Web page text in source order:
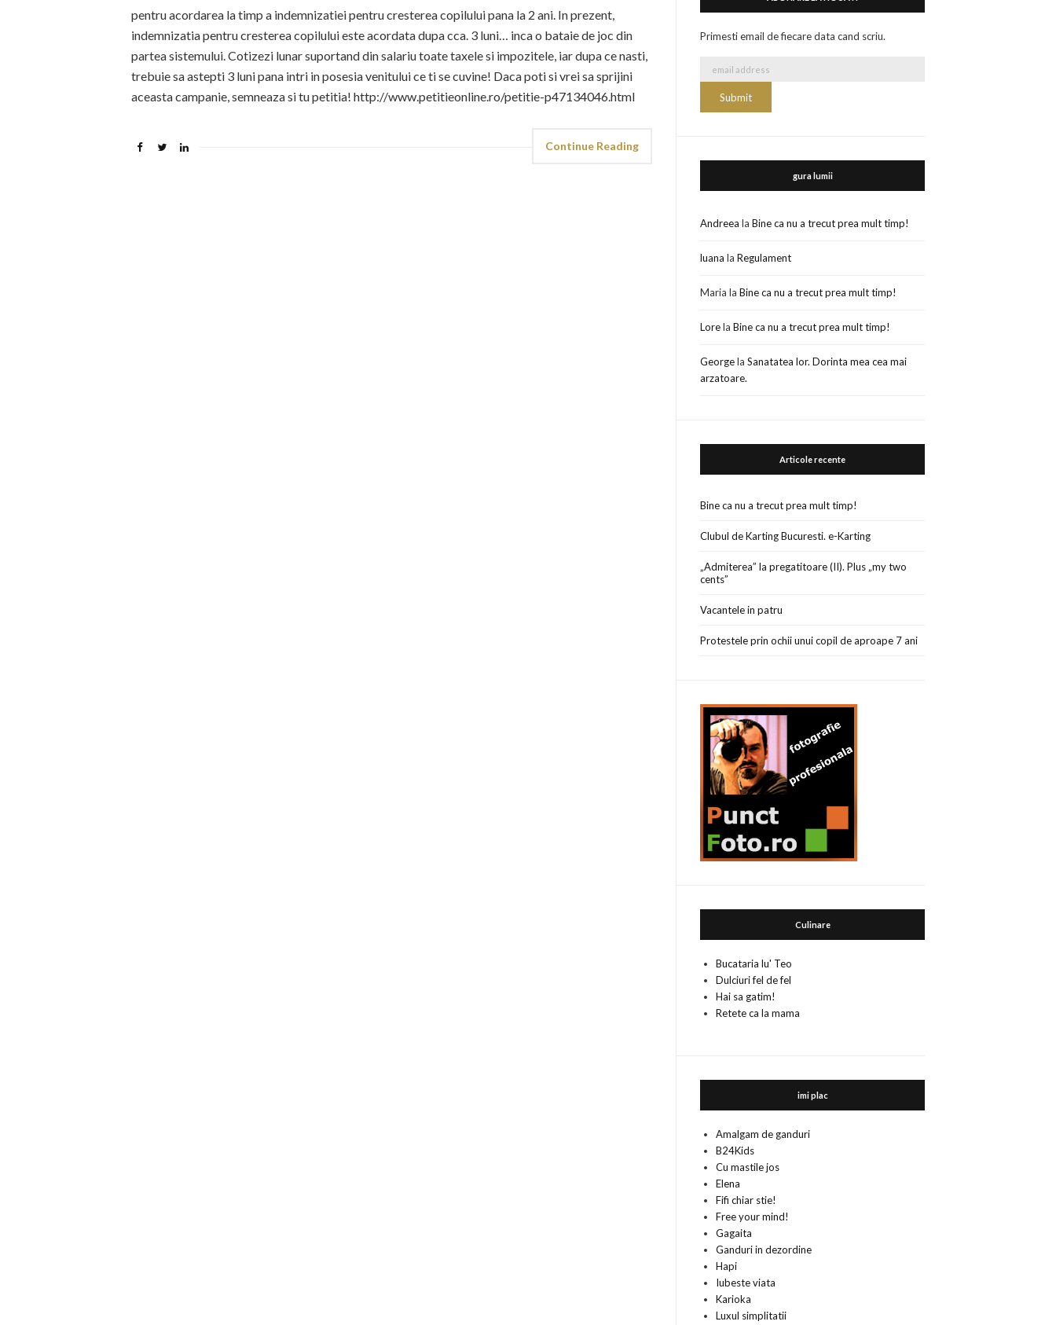
pentru acordarea la timp a indemnizatiei pentru cresterea copilului pana la 2 ani. In prezent,
indemnizatia pentru cresterea copilului este acordata dupa cca. 3 luni… inca o bataie de joc din
partea sistemului. Cotizezi lunar suportand din salariu toate taxele si impozitele, iar dupa ce nasti,
trebuie sa astepti 3 luni pana intri in posesia venitului ce ti se cuvine! Daca poti si vrei sa sprijini
aceasta campanie, semneaza si tu petitia! http://www.petitieonline.ro/petitie-p47134046.html
Continue Reading
Primesti email de fiecare data cand scriu.
gura lumii
Andreea laBine ca nu a trecut prea mult timp!
luana laRegulament
Maria laBine ca nu a trecut prea mult timp!
LorelaBine ca nu a trecut prea mult timp!
GeorgelaSanatatea lor. Dorinta mea cea mai
arzatoare.
Articole recente
Bine ca nu a trecut prea mult timp!
Clubul de Karting Bucuresti. e-Karting
„Admiterea” la pregatitoare (II). Plus „my two
cents”
Vacantele in patru
Protestele prin ochii unui copil de aproape 7 ani
Culinare
Bucataria lu' Teo
Dulciuri fel de fel
Hai sa gatim!
Retete ca la mama
imi plac
Amalgam de ganduri
B24Kids
Cu mastile jos
Elena
Fifi chiar stie!
Free your mind!
Gagaita
Ganduri in dezordine
Hapi
Iubeste viata
Karioka
Luxul simplitatii